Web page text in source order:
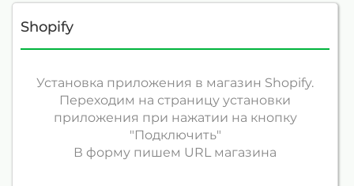
Shopify
Установка приложения в магазин Shopify.
Переходим на страницу установки
приложения при нажатии на кнопку
"Подключить"
В форму пишем URL магазина